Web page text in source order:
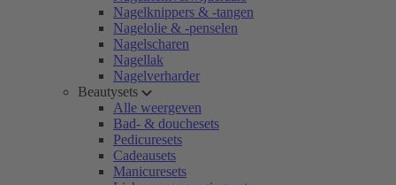
Nagelknippers & -tangen
Nagelolie & -penselen
Nagelscharen
Nagellak
Nagelverharder
Beautysets
Alle weergeven
Bad- & douchesets
Pedicuresets
Cadeausets
Manicuresets